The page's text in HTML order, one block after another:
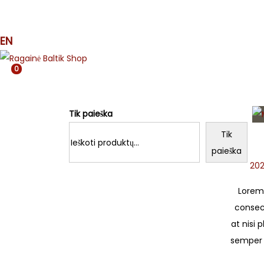
EN
0
P
s
t
e
d
at nisi
Tik paieška
Tik
paieška